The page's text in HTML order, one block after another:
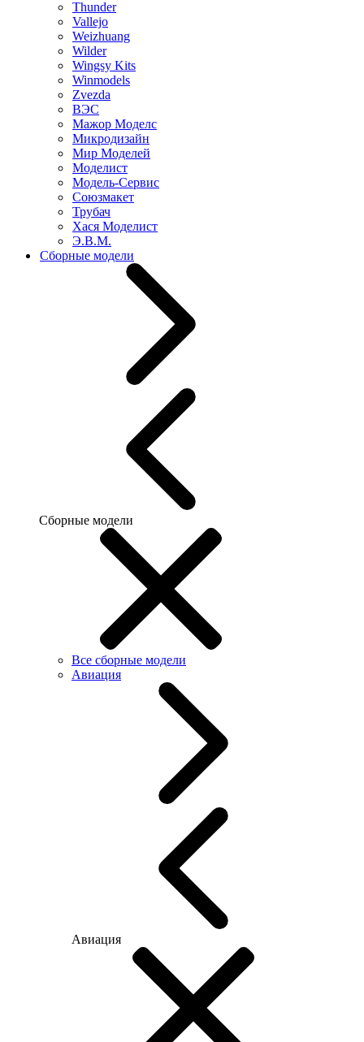
Thunder
Vallejo
Weizhuang
Wilder
Wingsy Kits
Winmodels
Zvezda
ВЭС
Мажор Моделс
Микродизайн
Мир Моделей
Моделист
Модель-Сервис
Союзмакет
Трубач
Хася Моделист
Э.В.М.
Сборные модели
Сборные модели
Все сборные модели
Авиация
Авиация